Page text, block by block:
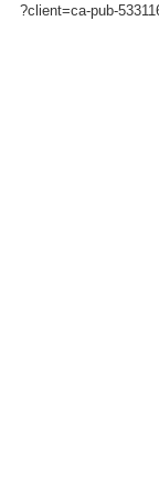
?client=ca-pub-